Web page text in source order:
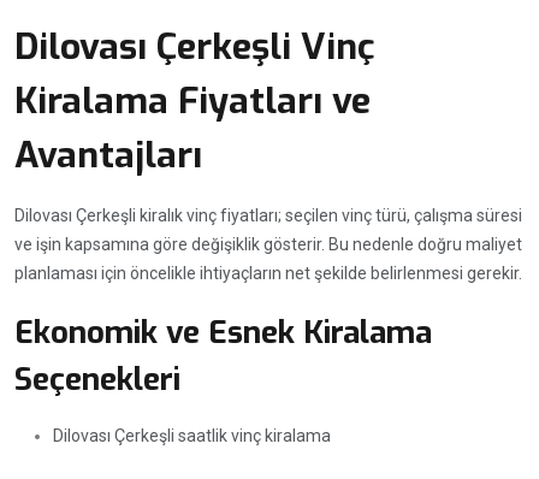
Dilovası Çerkeşli Vinç
Kiralama Fiyatları ve
Avantajları
Dilovası Çerkeşli kiralık vinç fiyatları; seçilen vinç türü, çalışma süresi
ve işin kapsamına göre değişiklik gösterir. Bu nedenle doğru maliyet
planlaması için öncelikle ihtiyaçların net şekilde belirlenmesi gerekir.
Ekonomik ve Esnek Kiralama
Seçenekleri
Dilovası Çerkeşli saatlik vinç kiralama